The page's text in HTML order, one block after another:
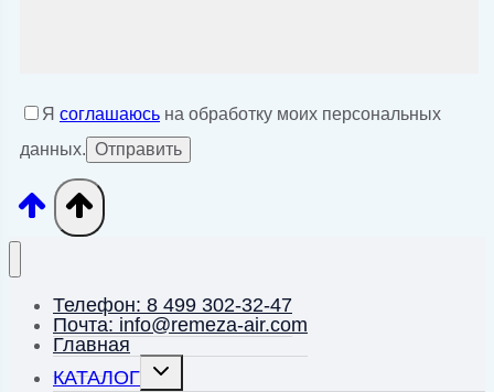
Я соглашаюсь на обработку моих персональных
данных.
Телефон: 8 499 302-32-47
Почта: info@remeza-air.com
Главная
КАТАЛОГ
Переключить